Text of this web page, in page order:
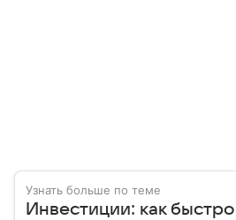
Узнать больше по теме
Инвестиции: как